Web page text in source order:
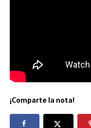
¡Comparte la nota!